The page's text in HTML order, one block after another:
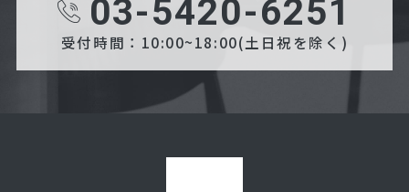
03-5420-6251
受付時間：10:00~18:00(土日祝を除く)